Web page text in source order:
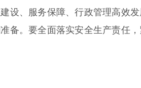
设、服务保障、行政管理高效
备。要全面落实安全生产责任